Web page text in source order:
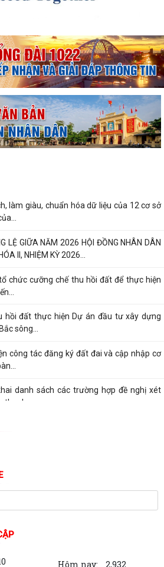
làm giàu, chuẩn hóa dữ liệu của 12 cơ sở
LỆ GIỮA NĂM 2026 HỘI ĐỒNG NHÂN DÂN
II, NHIỆM KỲ 2026...
chức cưỡng chế thu hồi đất để thực hiện
hồi đất thực hiện Dự án đầu tư xây dựng
sông...
công tác đăng ký đất đai và cập nhập cơ
danh sách các trường hợp đề nghị xét